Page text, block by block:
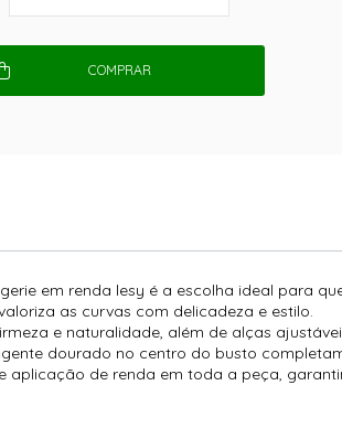
COMPRAR
em renda lesy é a escolha ideal para
as curvas com delicadeza e estilo.
e naturalidade, além de alças
dourado no centro do busto
de renda em toda a peça,